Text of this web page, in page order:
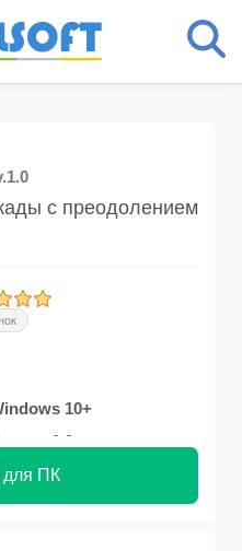
с преодолением
10+
1.0
для ПК